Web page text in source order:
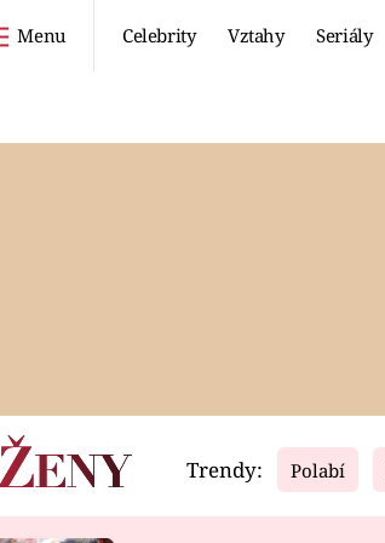
Menu Celebrity Vztahy Seriály
Video
Trendy: Polabí